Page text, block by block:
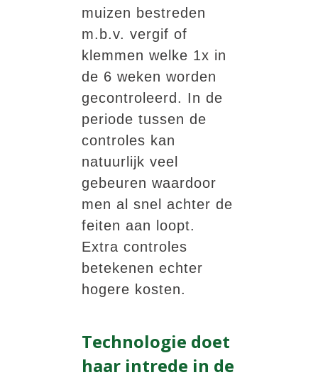
muizen bestreden
m.b.v. vergif of
klemmen welke 1x in
de 6 weken worden
gecontroleerd. In de
periode tussen de
controles kan
natuurlijk veel
gebeuren waardoor
men al snel achter de
feiten aan loopt.
Extra controles
betekenen echter
hogere kosten.
Technologie doet
haar intrede in de